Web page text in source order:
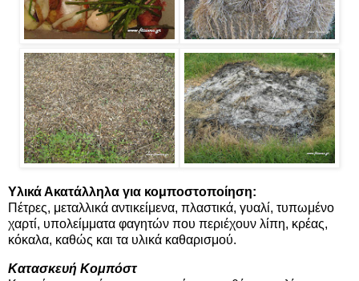
Υλικά Ακατάλληλα για κομποστοποίηση:
Πέτρες, μεταλλικά αντικείμενα, πλαστικά, γυαλί, τυπωμένο
χαρτί, υπολείμματα φαγητών που περιέχουν λίπη, κρέας,
κόκαλα, καθώς και τα υλικά καθαρισμού.
Κατασκευή Κομπόστ